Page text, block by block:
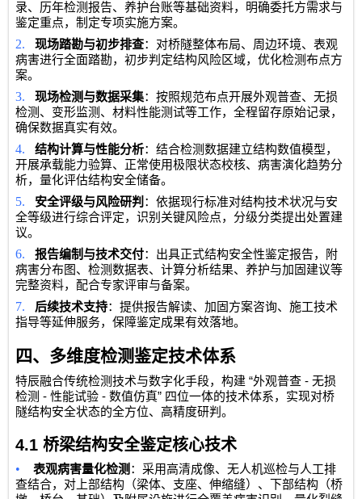
录、历年检测报告、养护台账等基础资料，明确委托方需求与
鉴定重点，制定专项实施方案。
2. 现场踏勘与初步排查：对桥隧整体布局、周边环境、表观
病害进行全面踏勘，初步判定结构风险区域，优化检测布点方
案。
3. 现场检测与数据采集：按照规范布点开展外观普查、无损
检测、变形监测、材料性能测试等工作，全程留存原始记录，
确保数据真实有效。
4. 结构计算与性能分析：结合检测数据建立结构数值模型，
开展承载能力验算、正常使用极限状态校核、病害演化趋势分
析，量化评估结构安全储备。
5. 安全评级与风险研判 ：依据现行标准对结构技术状况与安
全等级进行综合评定，识别关键风险点，分级分类提出处置建
议。
6. 报告编制与技术交付：出具正式结构安全性鉴定报告，附
病害分布图、检测数据表、计算分析结果、养护与加固建议等
完整资料，配合专家评审与备案。
7. 后续技术支持：提供报告解读、加固方案咨询、施工技术
指导等延伸服务，保障鉴定成果有效落地。
四、多维度检测鉴定技术体系
特辰融合传统检测技术与数字化手段，构建 “外观普查 -无损
检测 -性能试验 -数值仿真” 四位一体的技术体系，实现对桥
隧结构安全状态的全方位、高精度研判。
4.1桥梁结构安全鉴定核心技术
• 表观病害量化检测 ：采用高清成像、无人机巡检与人工排
查结合，对上部结构（梁体、支座、伸缩缝）、下部结构（桥